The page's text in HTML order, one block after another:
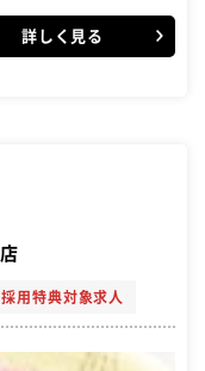
詳しく見る
用特典対象求人